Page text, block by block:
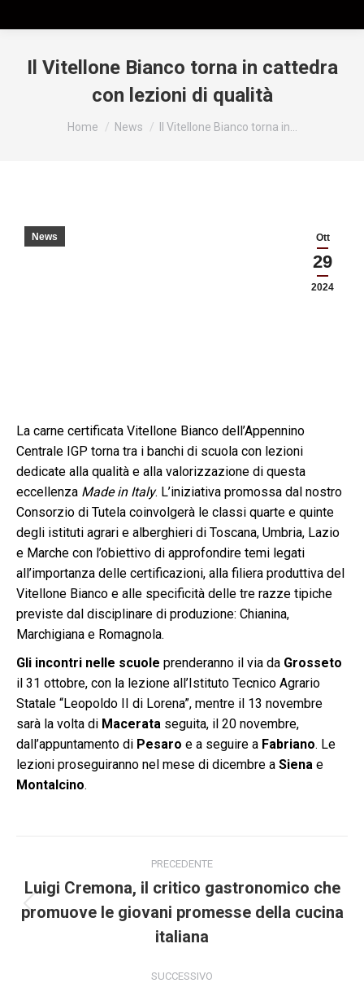
Il Vitellone Bianco torna in cattedra
con lezioni di qualità
Tu sei qui:
Home News Il Vitellone Bianco torna in…
Ott
29
2024
News
La carne certificata Vitellone Bianco dell’Appennino
Centrale IGP torna tra i banchi di scuola con lezioni
dedicate alla qualità e alla valorizzazione di questa
eccellenza Made in Italy. L’iniziativa promossa dal nostro
Consorzio di Tutela coinvolgerà le classi quarte e quinte
degli istituti agrari e alberghieri di Toscana, Umbria, Lazio
e Marche con l’obiettivo di approfondire temi legati
all’importanza delle certificazioni, alla filiera produttiva del
Vitellone Bianco e alle specificità delle tre razze tipiche
previste dal disciplinare di produzione: Chianina,
Marchigiana e Romagnola.
Gli incontri nelle scuole prenderanno il via da Grosseto
il 31 ottobre, con la lezione all’Istituto Tecnico Agrario
Statale “Leopoldo II di Lorena”, mentre il 13 novembre
sarà la volta di Macerata seguita, il 20 novembre,
dall’appuntamento di Pesaro e a seguire a Fabriano. Le
lezioni proseguiranno nel mese di dicembre a Siena e
Montalcino.
tra
i
PRECEDENTE
Post
precedente:
Luigi Cremona, il critico gastronomico che
promuove le giovani promesse della cucina
italiana
SUCCESSIVO